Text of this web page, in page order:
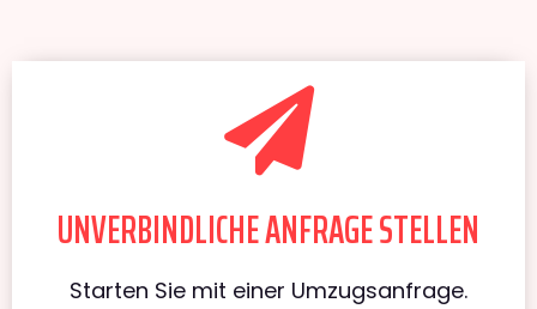
UNVERBINDLICHE ANFRAGE STELLEN
Starten Sie mit einer Umzugsanfrage.